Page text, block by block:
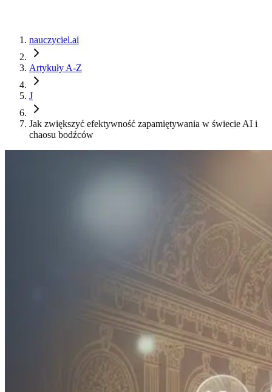
nauczyciel.ai
Artykuły A-Z
J
Jak zwiększyć efektywność zapamiętywania w świecie AI i
chaosu bodźców